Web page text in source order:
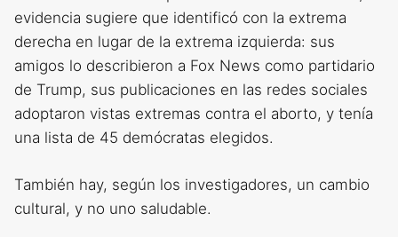
evidencia sugiere que identificó con la extrema
derecha en lugar de la extrema izquierda: sus
amigos lo describieron a Fox News como partidario
de Trump, sus publicaciones en las redes sociales
adoptaron vistas extremas contra el aborto, y tenía
una lista de 45 demócratas elegidos.
También hay, según los investigadores, un cambio
cultural, y no uno saludable.